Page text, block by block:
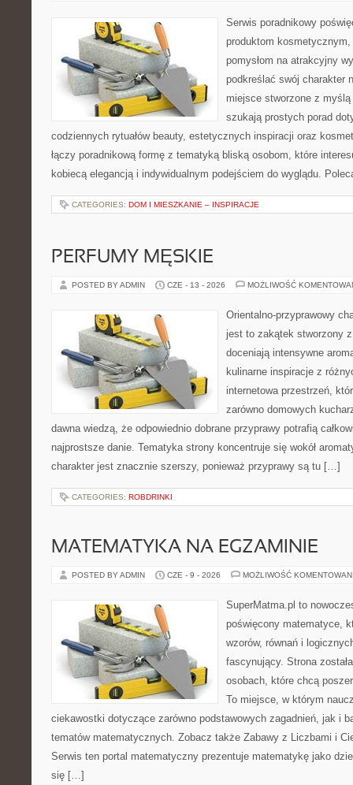
Serwis poradnikowy
produktom
pomysłom na atrakcyjny
podkreślać swój charakter
miejsce stworzone z
szukają prostych porad
codziennych rytuałów beauty, estetycznych inspiracji oraz
łączy poradnikową formę z tematyką bliską osobom, które
kobiecą elegancją i indywidualnym podejściem do wyglądu.
CATEGORIES: DOM I MIESZKANIE – INSPIRACJE
PERFUMY MĘSKIE
POSTED BY ADMIN CZE - 13 - 2026 MOŻLIWOŚĆ
Orientalno-przyprawowy
jest to zakątek stworzony
doceniają intensywne
kulinarne inspiracje z
internetowa przestrzeń,
zarówno domowych
dawna wiedzą, że odpowiednio dobrane przyprawy potrafią
najprostsze danie. Tematyka strony koncentruje się wokół
charakter jest znacznie szerszy, ponieważ przyprawy są tu […]
CATEGORIES: ROBDRINKI
MATEMATYKA NA EGZAMINIE
POSTED BY ADMIN CZE - 9 - 2026 MOŻLIWOŚĆ
SuperMatma.pl to
poświęcony matematyce,
wzorów, równań i
fascynujący. Strona
osobach, które chcą
To miejsce, w którym
ciekawostki dotyczące zarówno podstawowych zagadnień, jak i
tematów matematycznych. Zobacz także Zabawy z Liczbami i
Serwis ten portal matematyczny prezentuje matematykę jako
się […]